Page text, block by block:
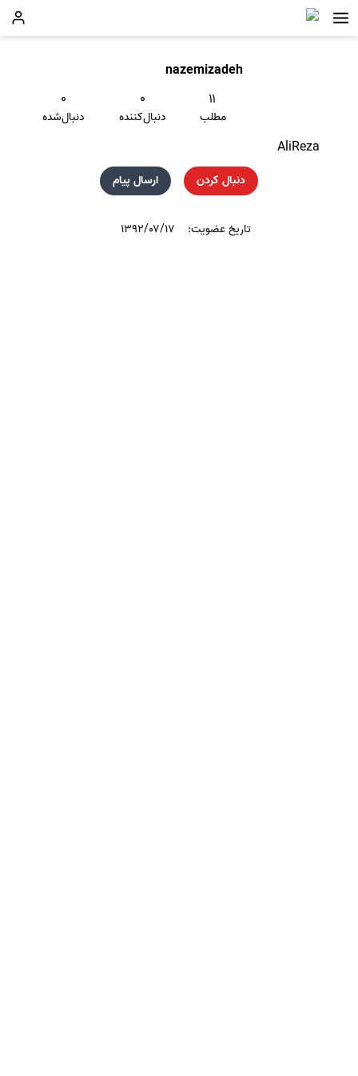
nazemizadeh
۱۱
مطلب
۰
دنبال‌کننده
۰
دنبال‌شده
AliReza
دنبال کردن ارسال پیام
تاریخ عضویت: ۱۳۹۲/۰۷/۱۷